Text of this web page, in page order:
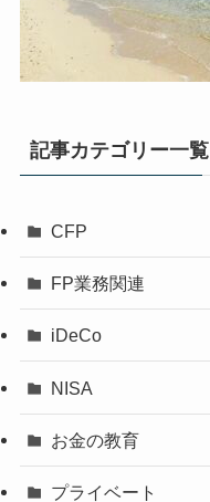
記事カテゴリー一覧
CFP
FP業務関連
iDeCo
NISA
お金の教育
プライベート